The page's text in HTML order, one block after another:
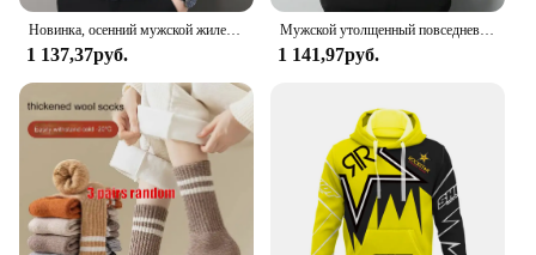
1 137,37руб.
Мужской утолщенный повседневный свитер, майка, осенне-зимняя теплая мужская майка с v-образным вырезом
1 141,97руб.